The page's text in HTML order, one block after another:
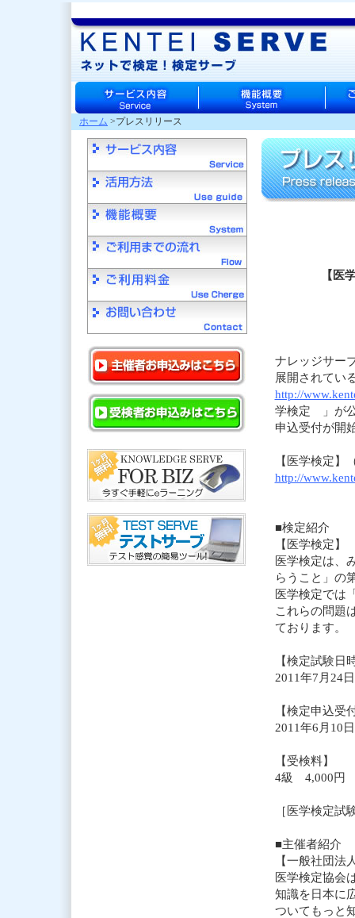
ホーム >プレスリリース
【医
ナレッジサー
展開されてい
http://
学検定 」が公
申込受付が開
【医学検定】
http://
■検定紹介
【医学検定】
医学検定は、
らうこと」の
医学検定では
これらの問題
ております。
【検定試験日
2011年7月24
【検定申込受
2011年6月10
【受検料】
4級 4,000
［医学検定試
■主催者紹介
【一般社団法
医学検定協会
知識を日本に
ついてもっと